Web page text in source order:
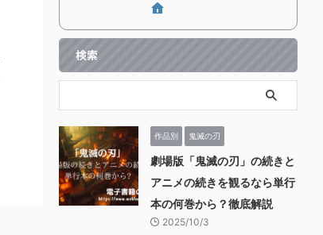
検索
作品別 鬼滅の刃
劇場版「鬼滅の刃」の続きと
アニメの続きを観るなら単行
本の何巻から？徹底解説
2025/10/3